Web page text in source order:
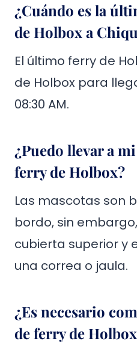
¿Cuándo es la
de Holbox a
El último ferry de
de Holbox para
08:30 AM.
¿Puedo llevar a
ferry de Holbox?
Las mascotas son
bordo, sin
cubierta superior y
una correa o jaula.
¿Es necesario
de ferry de